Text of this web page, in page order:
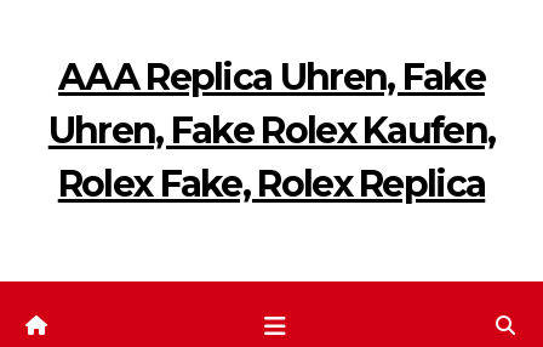
springenAAA Replica Uhren, Fake
Uhren, Fake Rolex Kaufen,
Rolex Fake, Rolex Replica